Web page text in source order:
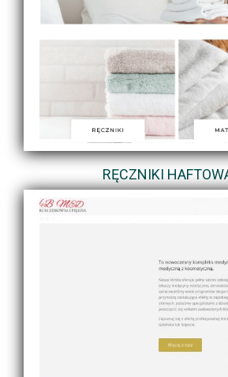
RĘCZNIKI